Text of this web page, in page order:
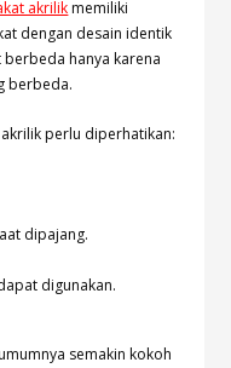
akrilikmemiliki
dengan desain identik
hanya karena
berbeda.
perlu diperhatikan:
dipajang.
digunakan.
semakin kokoh